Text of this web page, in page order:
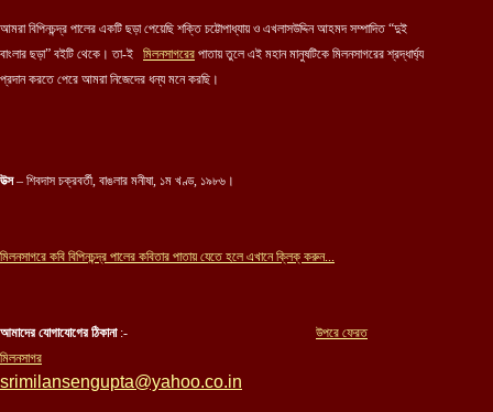
আমরা বিপিনচন্দ্র পালের একটি ছড়া পেয়েছি শক্তি চট্টোপাধ্যায় ও এখলাসউদ্দিন আহমদ সম্পাদিত “দুই
বাংলার ছড়া” বইটি থেকে। তা-ই মিলনসাগরের পাতায় তুলে এই মহান মানুষটিকে মিলনসাগরের শ্রদ্ধার্ঘ্য
প্রদান করতে পেরে আমরা নিজেদের ধন্য মনে করছি।
উত্স– শিবদাস চক্রবর্তী, বাঙলার মনীষা, ১ম খণ্ড, ১৯৮৬।
মিলনসাগরে কবি বিপিনচন্দ্র পালের কবিতার পাতায় যেতে হলে এখানে ক্লিক্ করুন...
আমাদের যোগাযোগের ঠিকানা:- উপরে ফেরত
মিলনসাগর
srimilansengupta@yahoo.co.in